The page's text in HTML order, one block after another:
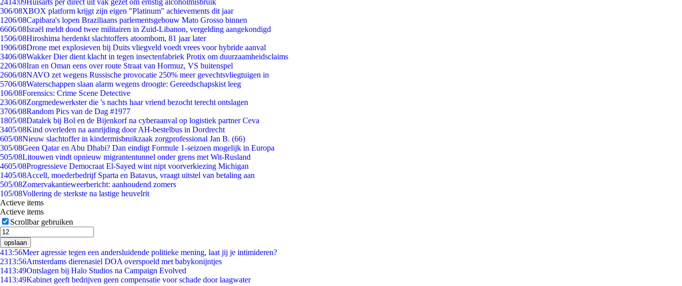
2414:09Huisarts per direct uit vak gezet om ernstig alcoholmisbruik
306/08XBOX platform krijgt zijn eigen "Platinum" achievements dit jaar
1206/08Capibara's lopen Braziliaans parlementsgebouw Mato Grosso binnen
6606/08Israël meldt dood twee militairen in Zuid-Libanon, vergelding aangekondigd
1506/08Hiroshima herdenkt slachtoffers atoombom, 81 jaar later
1906/08Drone met explosieven bij Duits vliegveld voedt vrees voor hybride aanval
3406/08Wakker Dier dient klacht in tegen insectenfabriek Protix om duurzaamheidsclaims
2206/08Iran en Oman eens over route Straat van Hormuz, VS buitenspel
2606/08NAVO zet wegens Russische provocatie 250% meer gevechtsvliegtuigen in
5706/08Waterschappen slaan alarm wegens droogte: Gereedschapskist leeg
106/08Forensics: Crime Scene Detective
2306/08Zorgmedewerkster die 's nachts haar vriend bezocht terecht ontslagen
3706/08Random Pics van de Dag #1977
1805/08Datalek bij Bol en de Bijenkorf na cyberaanval op logistiek partner Ceva
3405/08Kind overleden na aanrijding door AH-bestelbus in Dordrecht
605/08Nieuw slachtoffer in kindermisbruikzaak zorgprofessional Jan B. (66)
305/08Geen Qatar en Abu Dhabi? Dan eindigt Formule 1-seizoen mogelijk in Europa
505/08Litouwen vindt opnieuw migrantentunnel onder grens met Wit-Rusland
4605/08Progressieve Democraat El-Sayed wint nipt voorverkiezing Michigan
1405/08Accell, moederbedrijf Sparta en Batavus, vraagt uitstel van betaling aan
505/08Zomervakantieweerbericht: aanhoudend zomers
105/08Vollering de sterkste na lastige heuvelrit
Actieve items
Actieve items
Scrollbar gebruiken
opslaan
413:56Meer agressie tegen een andersluidende politieke mening, laat jij je intimideren?
2313:56Amsterdams dierenasiel DOA overspoeld met babykonijntjes
1413:49Ontslagen bij Halo Studios na Campaign Evolved
1413:49Kabinet geeft bedrijven geen compensatie voor schade door laagwater